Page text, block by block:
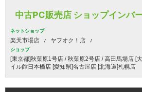
中古PC販売店 ショップインバ
ネットショップ
楽天市場店 ヤフオク！店
ショップ
[東京都]秋葉原1号店 / 秋葉原2号店 / 高田馬場店 [
イル館日本橋店 [愛知県]名古屋店 [北海道]札幌店